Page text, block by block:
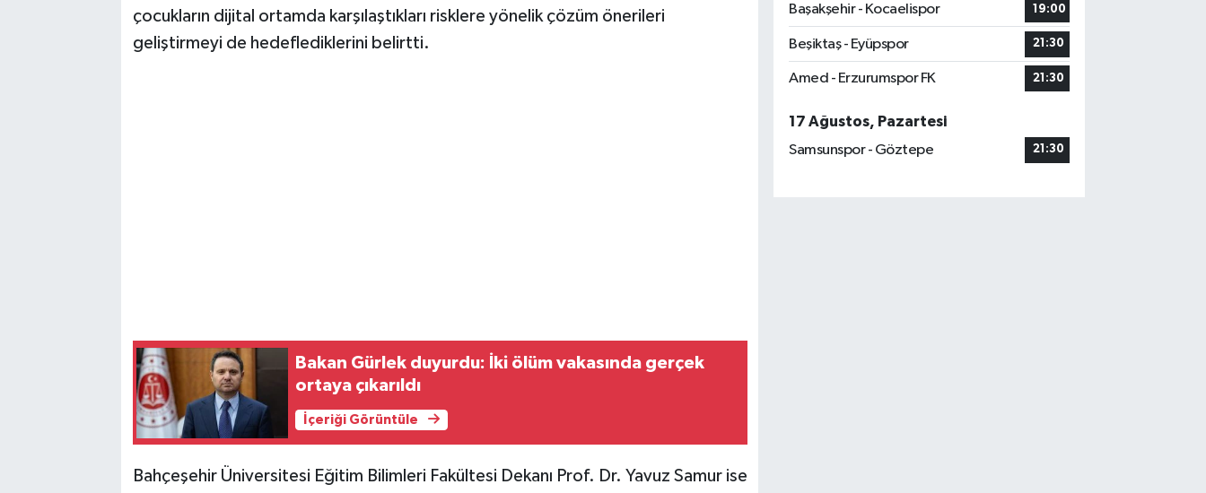
çocukların dijital ortamda karşılaştıkları risklere yönelik çözüm önerileri
geliştirmeyi de hedeflediklerini belirtti.
Bakan Gürlek duyurdu: İki ölüm vakasında gerçek
ortaya çıkarıldı
İçeriği Görüntüle
Bahçeşehir Üniversitesi Eğitim Bilimleri Fakültesi Dekanı Prof. Dr. Yavuz Samur ise
Başakşehir - Kocaelispor
19:00
Beşiktaş - Eyüpspor 21:30
Amed - Erzurumspor FK 21:30
17 Ağustos, Pazartesi
Samsunspor - Göztepe
21:30